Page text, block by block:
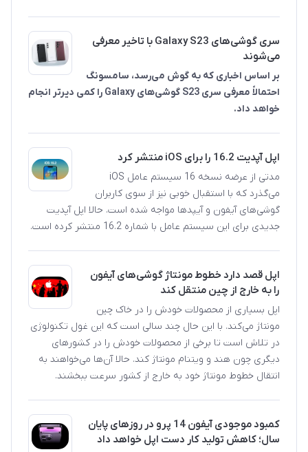
سری گوشی‌های Galaxy S23 با تاخیر معرفی
می‌شوند
بر اساس اخباری که به گوش می‌رسد، سامسونگ
احتمالاً معرفی سری S23 گوشی‌های Galaxy را کمی دیرتر انجام
خواهد داد.
اپل آپدیت 16.2 را برای iOS منتشر کرد
مدتی از عرضه نسخه 16 سیستم عامل iOS
می‌گذرد که با استقبال خوبی نیز از سوی کاربران
گوشی‌های آیفون و آیپدها مواجه شده است. حالا اپل آپدیت
جدیدی برای این سیستم عامل با شماره 16.2 منتشر کرده است.
اپل قصد دارد خطوط مونتاژ گوشی‌های آیفون
را به خارج از چین منتقل کند
اپل بسیاری از محصولات خودش را در خاک چین
مونتاژ می‌کند. با این حال چند سالی است که این غول تکنولوژی
در تلاش است تا برخی از محصولات خودش را در کشورهای
دیگری چون هند و ویتنام مونتاژ کند. حالا آن‌‎ها می‌خواهند به
انتقال خطوط مونتاژ خود به خارج از کشور سرعت ببخشند.
کمبود موجودی آیفون 14 پرو در روزهای پایان
سال؛ کاهش تولید کار دست اپل خواهد داد